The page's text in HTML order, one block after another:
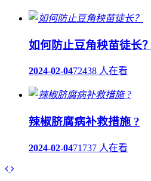
如何防止豆角秧苗徒长？
2024-02-0472438 人在看
辣椒脐腐病补救措施 ?
2024-02-0471737 人在看